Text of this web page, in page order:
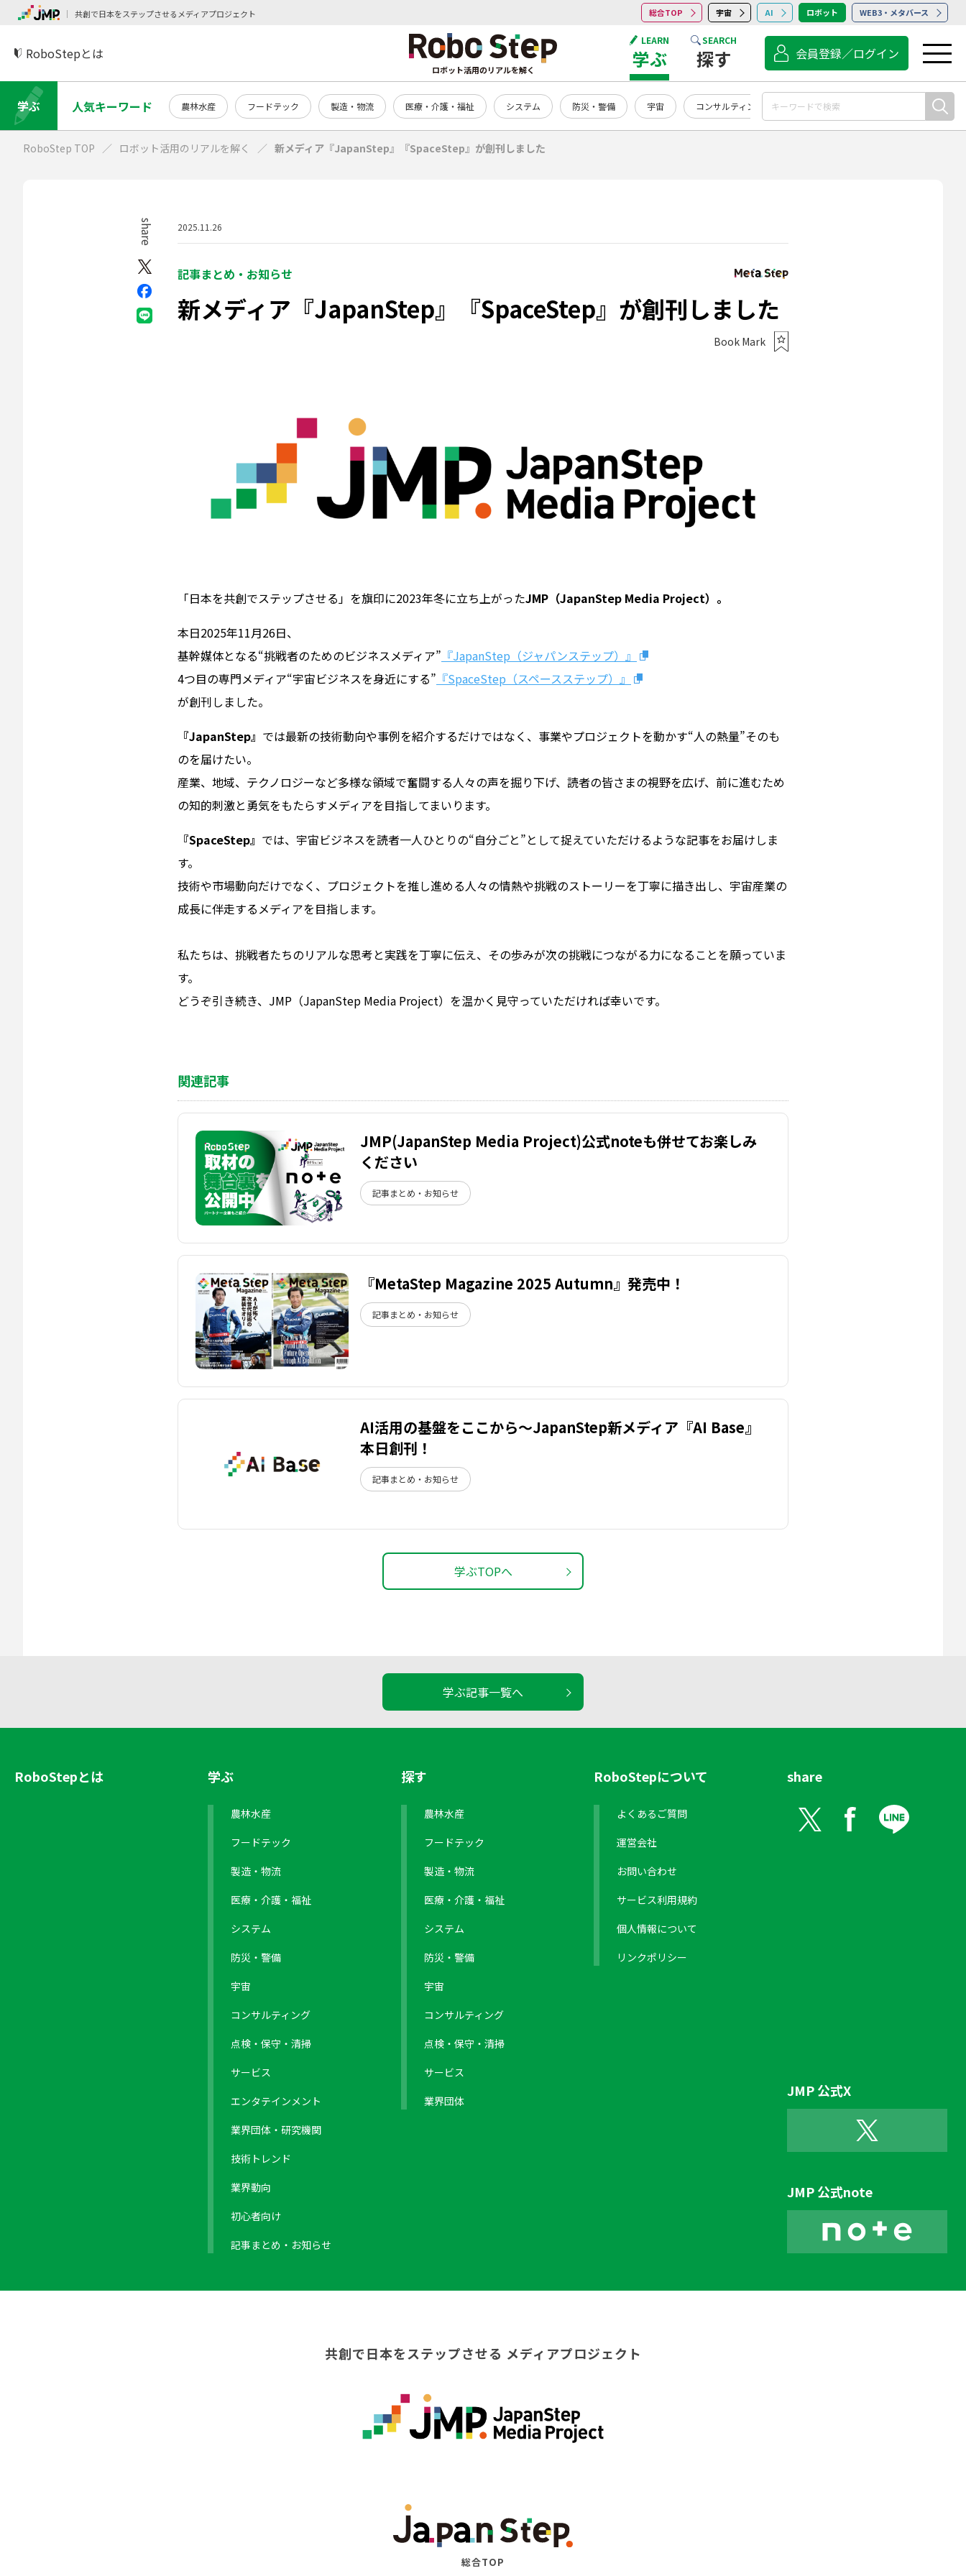
共創で日本をステップさせるメディアプロジェクト 総合TOP 宇宙 AI ロボット WEB3・メタバース
ロボット活用のリアルを解く
RoboStepとは
LEARN
学ぶ
SEARCH
探す 会員登録／ログイン
学ぶ 人気キーワード 農林水産 フードテック 製造・物流 医療・介護・福祉 システム 防災・警備 宇宙 コンサルティング 点検・保守・清掃
RoboStep TOP ロボット活用のリアルを解く 新メディア『JapanStep』『SpaceStep』が創刊しました
2025.11.26
記事まとめ・お知らせ
新メディア『JapanStep』『SpaceStep』が創刊しました
Book Mark
「日本を共創でステップさせる」を旗印に2023年冬に立ち上がったJMP（JapanStep Media Project）。
本日2025年11月26日、
基幹媒体となる“挑戦者のためのビジネスメディア” 『JapanStep（ジャパンステップ）』
4つ目の専門メディア“宇宙ビジネスを身近にする” 『SpaceStep（スペースステップ）』
が創刊しました。
『JapanStep』 では最新の技術動向や事例を紹介するだけではなく、事業やプロジェクトを動かす“人の熱量”そのも
のを届けたい。
産業、地域、テクノロジーなど多様な領域で奮闘する人々の声を掘り下げ、読者の皆さまの視野を広げ、前に進むため
の知的刺激と勇気をもたらすメディアを目指してまいります。
『SpaceStep』 では、宇宙ビジネスを読者一人ひとりの“自分ごと”として捉えていただけるような記事をお届けしま
す。
技術や市場動向だけでなく、プロジェクトを推し進める人々の情熱や挑戦のストーリーを丁寧に描き出し、宇宙産業の
成長に伴走するメディアを目指します。
私たちは、挑戦者たちのリアルな思考と実践を丁寧に伝え、その歩みが次の挑戦につながる力になることを願っていま
す。
どうぞ引き続き、JMP（JapanStep Media Project）を温かく見守っていただければ幸いです。
関連記事
JMP(JapanStep Media Project)公式noteも併せてお楽しみ
ください
記事まとめ・お知らせ
『MetaStep Magazine 2025 Autumn』発売中！
記事まとめ・お知らせ
AI活用の基盤をここから～JapanStep新メディア『AI Base』
本日創刊！
記事まとめ・お知らせ
学ぶTOPへ
share
学ぶ記事一覧へ
RoboStepとは 学ぶ
農林水産
フードテック
製造・物流
医療・介護・福祉
システム
防災・警備
宇宙
コンサルティング
点検・保守・清掃
サービス
エンタテインメント
業界団体・研究機関
技術トレンド
業界動向
初心者向け
記事まとめ・お知らせ
探す
農林水産
フードテック
製造・物流
医療・介護・福祉
システム
防災・警備
宇宙
コンサルティング
点検・保守・清掃
サービス
業界団体
RoboStepについて
よくあるご質問
運営会社
お問い合わせ
サービス利用規約
個人情報について
リンクポリシー
share
JMP 公式X
JMP 公式note
共創で日本をステップさせる メディアプロジェクト
総合TOP